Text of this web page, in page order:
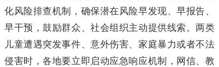
化风险排查机制，确保潜在风险早发现、早报告、
早干预，鼓励群众、社会组织主动提供线索。两类
儿童遭遇突发事件、意外伤害、家庭暴力或者不法
侵害时，各地要立即启动应急响应机制，网信、教